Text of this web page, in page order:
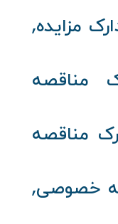
مزایده,
مناقصه
مناقصه
خصوصی,